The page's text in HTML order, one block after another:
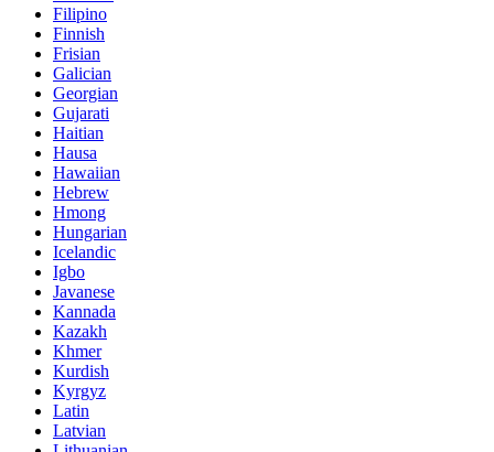
Filipino
Finnish
Frisian
Galician
Georgian
Gujarati
Haitian
Hausa
Hawaiian
Hebrew
Hmong
Hungarian
Icelandic
Igbo
Javanese
Kannada
Kazakh
Khmer
Kurdish
Kyrgyz
Latin
Latvian